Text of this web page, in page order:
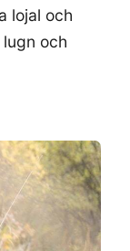
lojal och
och